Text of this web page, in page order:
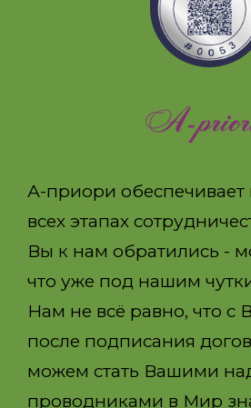
А-приори
всех этапах
Вы к нам обратились -
что уже под нашим
Нам не всё равно, что с
после подписания
можем стать Вашими
проводниками в Мир